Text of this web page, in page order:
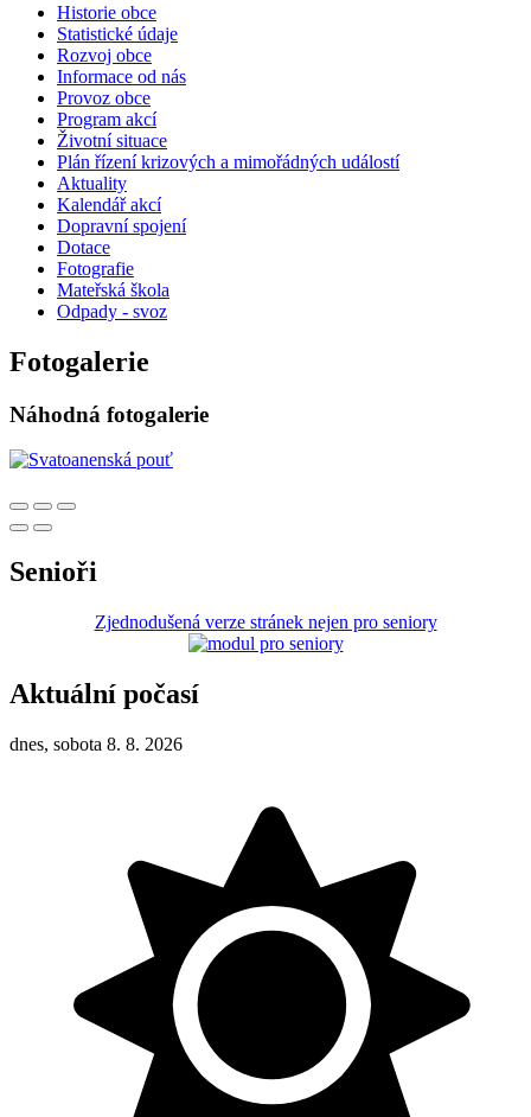
Historie obce
Statistické údaje
Rozvoj obce
Informace od nás
Provoz obce
Program akcí
Životní situace
Plán řízení krizových a mimořádných událostí
Aktuality
Kalendář akcí
Dopravní spojení
Dotace
Fotografie
Mateřská škola
Odpady - svoz
Fotogalerie
Náhodná fotogalerie
Senioři
Zjednodušená verze stránek nejen pro seniory
Aktuální počasí
dnes, sobota 8. 8. 2026